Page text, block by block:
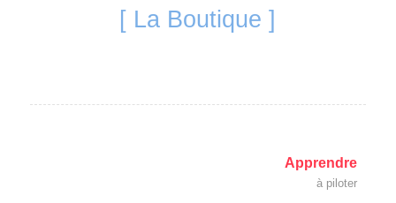
[ La Boutique ]
Apprendre
à piloter